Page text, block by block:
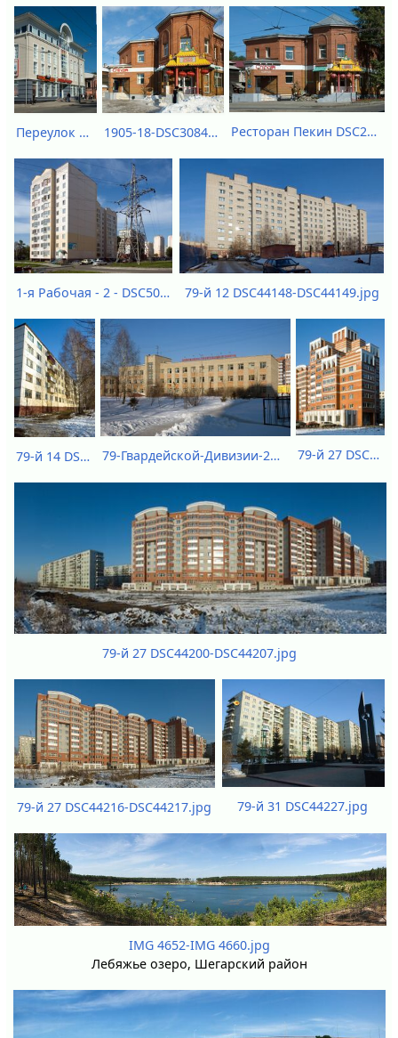
Переулок 1905 года - 14б DSC27302.jpg 1905-18-DSC30841.jpg Ресторан Пекин DSC27309.jpg
1-я Рабочая - 2 - DSC50769.jpg 79-й 12 DSC44148-DSC44149.jpg
79-й 14 DSC44147.jpg 79-Гвардейской-Дивизии-21-DSC46519.jpg 79-й 27 DSC44194.jpg
79-й 27 DSC44200-DSC44207.jpg
79-й 27 DSC44216-DSC44217.jpg 79-й 31 DSC44227.jpg
IMG 4652-IMG 4660.jpg
Лебяжье озеро, Шегарский район